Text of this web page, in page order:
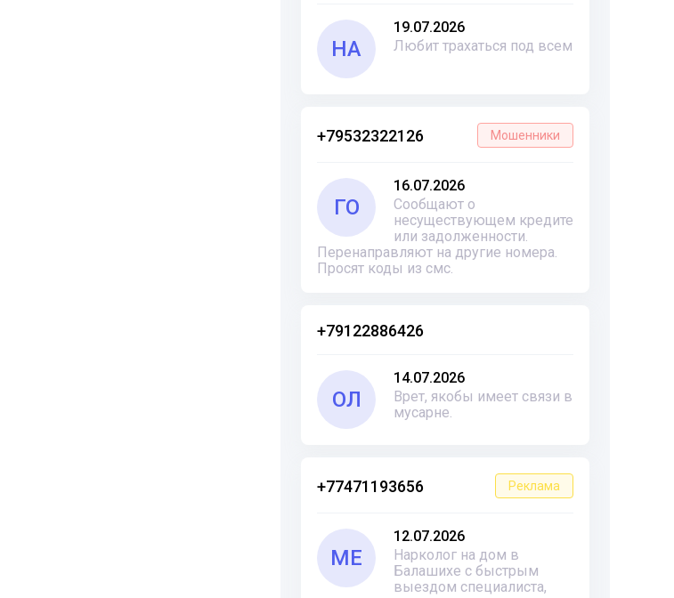
НА
19.07.2026
Любит трахаться под всем
+79532322126 Мошенники
ГО
16.07.2026
Сообщают о
несуществующем кредите
или задолженности.
Перенаправляют на другие номера.
Просят коды из смс.
+79122886426
ОЛ
14.07.2026
Врет, якобы имеет связи в
мусарне.
+77471193656 Реклама
ME
12.07.2026
Нарколог на дом в
Балашихе с быстрым
выездом специалиста,